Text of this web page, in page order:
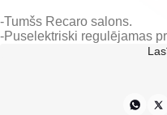
-Tumšs Recaro salons.
-Puselektriski regulējamas
-Elektriski vadāmi sānu
-Atpakaļ skata kamera.